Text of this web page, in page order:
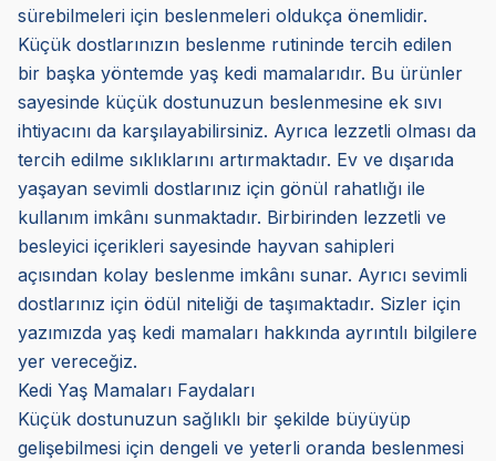
sürebilmeleri için beslenmeleri oldukça önemlidir.
Küçük dostlarınızın beslenme rutininde tercih edilen
bir başka yöntemde yaş kedi mamalarıdır. Bu ürünler
sayesinde küçük dostunuzun beslenmesine ek sıvı
ihtiyacını da karşılayabilirsiniz. Ayrıca lezzetli olması da
tercih edilme sıklıklarını artırmaktadır. Ev ve dışarıda
yaşayan sevimli dostlarınız için gönül rahatlığı ile
kullanım imkânı sunmaktadır. Birbirinden lezzetli ve
besleyici içerikleri sayesinde hayvan sahipleri
açısından kolay beslenme imkânı sunar. Ayrıcı sevimli
dostlarınız için ödül niteliği de taşımaktadır. Sizler için
yazımızda yaş kedi mamaları hakkında ayrıntılı bilgilere
yer vereceğiz.
Kedi Yaş Mamaları Faydaları
Küçük dostunuzun sağlıklı bir şekilde büyüyüp
gelişebilmesi için dengeli ve yeterli oranda beslenmesi